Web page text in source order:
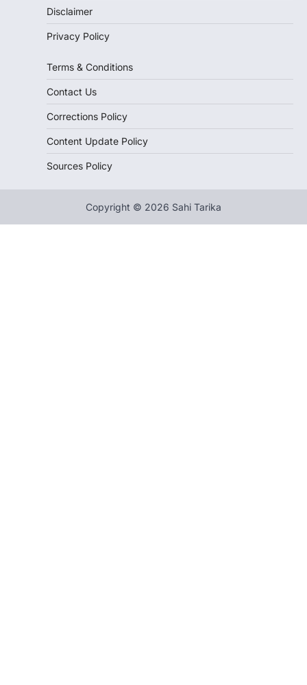
Disclaimer
Privacy Policy
Terms & Conditions
Contact Us
Corrections Policy
Content Update Policy
Sources Policy